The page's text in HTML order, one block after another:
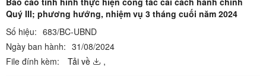
Quý III; phương hướng, nhiệm vụ 3 tháng cuối năm 2024
Số hiệu: 683/BC-UBND
Ngày ban hành: 31/08/2024
File đính kèm:
Tải về ,